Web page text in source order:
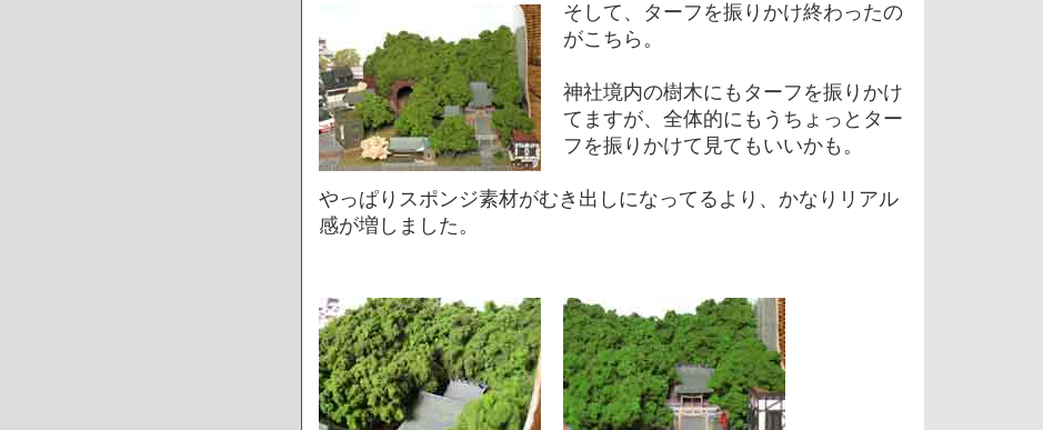
そして、ターフを振りかけ終わったの
がこちら。
神社境内の樹木にもターフを振りかけ
てますが、全体的にもうちょっとター
フを振りかけて見てもいいかも。
やっぱりスポンジ素材がむき出しになってるより、かなりリアル
感が増しました。